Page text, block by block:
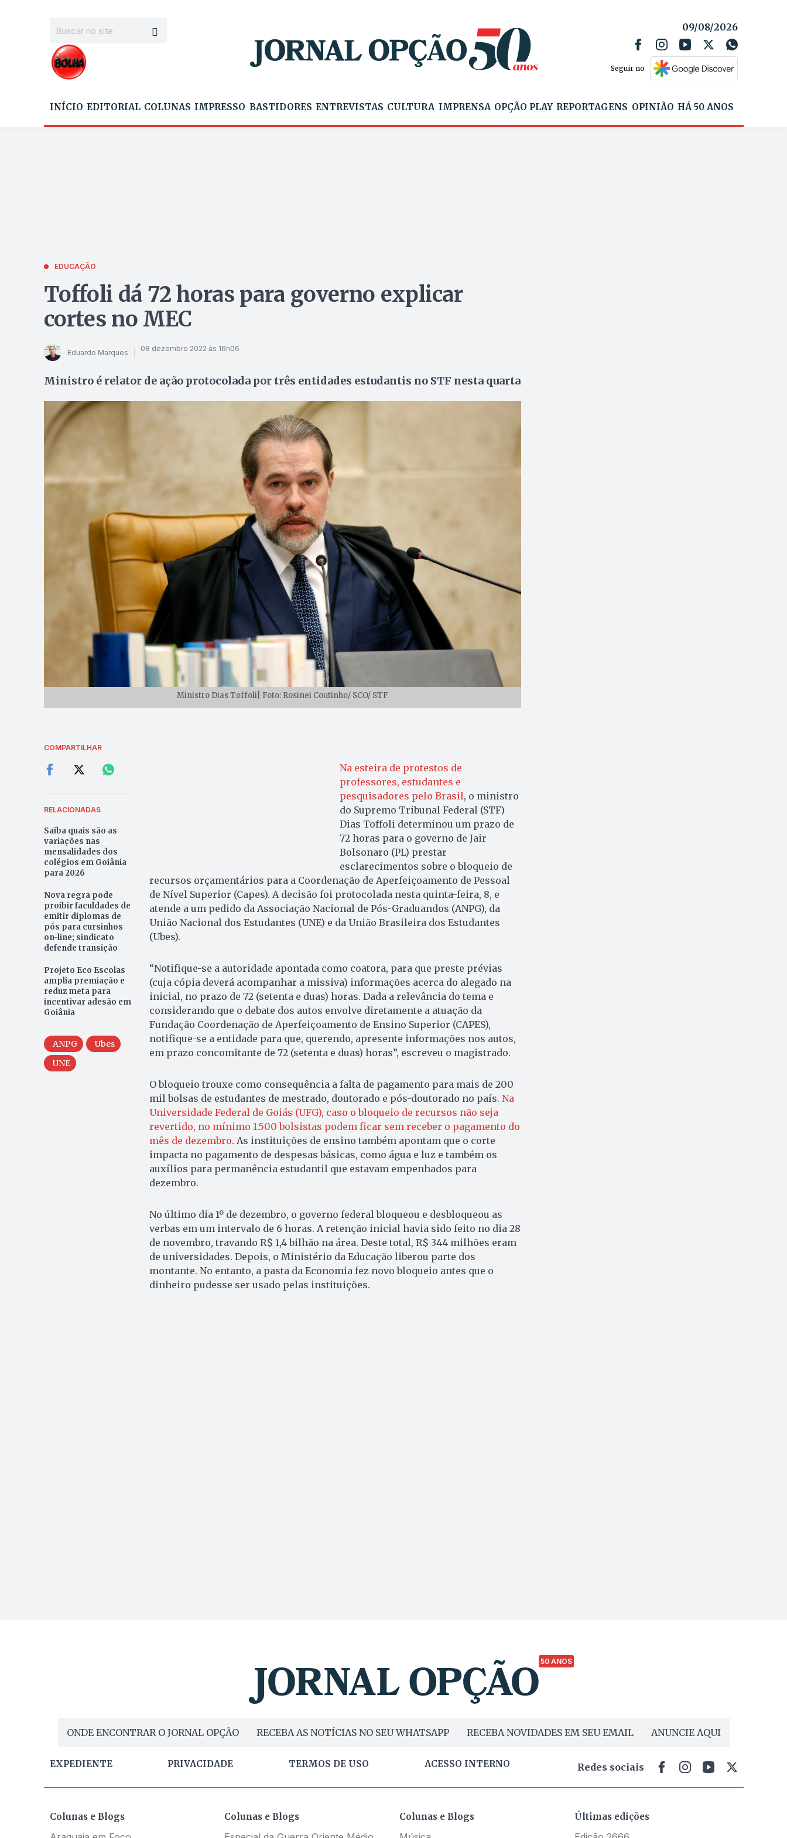
09/08/2026
Seguir no
INÍCIO EDITORIAL COLUNAS IMPRESSO BASTIDORES ENTREVISTAS CULTURA IMPRENSA OPÇÃO PLAY REPORTAGENS OPINIÃO HÁ 50 ANOS
EDUCAÇÃO
Toffoli dá 72 horas para governo explicar
cortes no MEC
Eduardo Marques 08 dezembro 2022 às 16h06
Ministro é relator de ação protocolada por três entidades estudantis no STF nesta quarta
Ministro Dias Toffoli| Foto: Rosinei Coutinho/ SCO/ STF
COMPARTILHAR
RELACIONADAS
Saiba quais são as
variações nas
mensalidades dos
colégios em Goiânia
para 2026
Nova regra pode
proibir faculdades de
emitir diplomas de
pós para cursinhos
on-line; sindicato
defende transição
Projeto Eco Escolas
amplia premiação e
reduz meta para
incentivar adesão em
Goiânia
ANPG
Ubes
UNE
Na esteira de protestos de
professores, estudantes e
pesquisadores pelo Brasil, o ministro
do Supremo Tribunal Federal (STF)
Dias Toffoli determinou um prazo de
72 horas para o governo de Jair
Bolsonaro (PL) prestar
esclarecimentos sobre o bloqueio de
recursos orçamentários para a Coordenação de Aperfeiçoamento de Pessoal
de Nível Superior (Capes). A decisão foi protocolada nesta quinta-feira, 8, e
atende a um pedido da Associação Nacional de Pós-Graduandos (ANPG), da
União Nacional dos Estudantes (UNE) e da União Brasileira dos Estudantes
(Ubes).
“Notifique-se a autoridade apontada como coatora, para que preste prévias
(cuja cópia deverá acompanhar a missiva) informações acerca do alegado na
inicial, no prazo de 72 (setenta e duas) horas. Dada a relevância do tema e
considerando que o debate dos autos envolve diretamente a atuação da
Fundação Coordenação de Aperfeiçoamento de Ensino Superior (CAPES),
notifique-se a entidade para que, querendo, apresente informações nos autos,
em prazo concomitante de 72 (setenta e duas) horas”, escreveu o magistrado.
O bloqueio trouxe como consequência a falta de pagamento para mais de 200
mil bolsas de estudantes de mestrado, doutorado e pós-doutorado no país. Na
Universidade Federal de Goiás (UFG), caso o bloqueio de recursos não seja
revertido, no mínimo 1.500 bolsistas podem ficar sem receber o pagamento do
mês de dezembro. As instituições de ensino também apontam que o corte
impacta no pagamento de despesas básicas, como água e luz e também os
auxílios para permanência estudantil que estavam empenhados para
dezembro.
No último dia 1º de dezembro, o governo federal bloqueou e desbloqueou as
verbas em um intervalo de 6 horas. A retenção inicial havia sido feito no dia 28
de novembro, travando R$ 1,4 bilhão na área. Deste total, R$ 344 milhões eram
de universidades. Depois, o Ministério da Educação liberou parte dos
montante. No entanto, a pasta da Economia fez novo bloqueio antes que o
dinheiro pudesse ser usado pelas instituições.
50 ANOS
ONDE ENCONTRAR O JORNAL OPÇÃO RECEBA AS NOTÍCIAS NO SEU WHATSAPP RECEBA NOVIDADES EM SEU EMAIL ANUNCIE AQUI
EXPEDIENTE PRIVACIDADE TERMOS DE USO ACESSO INTERNO Redes sociais
Colunas e Blogs Colunas e Blogs Colunas e Blogs Últimas edições